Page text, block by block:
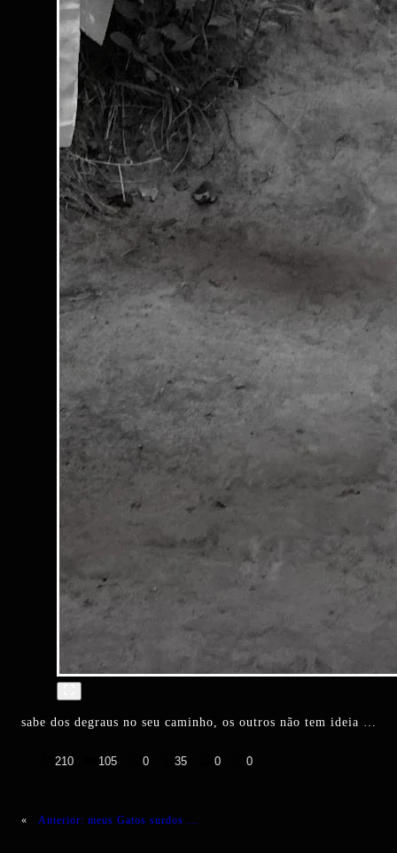
sabe dos degraus no seu caminho, os outros não tem ideia …
210 105 0 35 0 0
« Anterior: meus Gatos surdos …